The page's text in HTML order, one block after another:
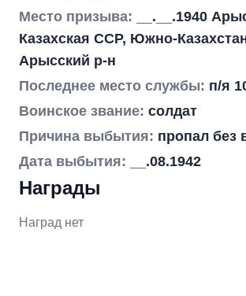
Место призыва:
__.__.1940
Казахская ССР, Южно-
Арысский р-н
Последнее место службы: п/я
Воинское звание: солдат
Причина выбытия: пропал без
Дата выбытия:
__.08.1942
Награды
Наград нет